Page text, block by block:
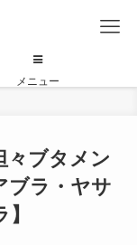
メニュー
々ブタメン
ブラ・ヤサ